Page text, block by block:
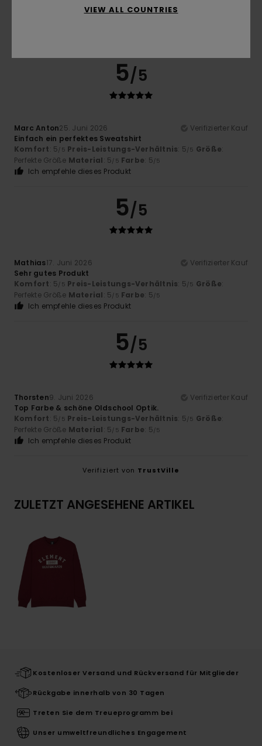
5.0
5/5
Marc Anton25. Juni 2026
Verifizierter Kauf
Einfach ein perfektes Sweatshirt
Komfort: 5/5 Preis-Leistungs-Verhältnis: 5/5 Größe:
Perfekte Größe Material: 5/5 Farbe: 5/5
Ich empfehle dieses Produkt
5/5
Mathias17. Juni 2026
Verifizierter Kauf
Sehr gutes Produkt
Komfort: 5/5 Preis-Leistungs-Verhältnis: 5/5 Größe:
Perfekte Größe Material: 5/5 Farbe: 5/5
Ich empfehle dieses Produkt
5/5
Thorsten9. Juni 2026
Verifizierter Kauf
Top Farbe & schöne Oldschool Optik.
Komfort: 5/5 Preis-Leistungs-Verhältnis: 5/5 Größe:
Perfekte Größe Material: 5/5 Farbe: 5/5
Ich empfehle dieses Produkt
Verifiziert von TrustVille
ZULETZT ANGESEHENE ARTIKEL
Kostenloser Versand und Rückversand für Mitglieder
Rückgabe innerhalb von 30 Tagen
Treten Sie dem Treueprogramm bei
Unser umweltfreundliches Engagement
VIEW ALL COUNTRIES